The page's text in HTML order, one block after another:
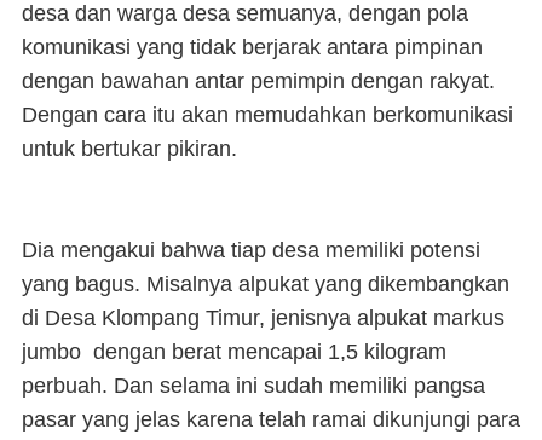
desa dan warga desa semuanya, dengan pola
komunikasi yang tidak berjarak antara pimpinan
dengan bawahan antar pemimpin dengan rakyat.
Dengan cara itu akan memudahkan berkomunikasi
untuk bertukar pikiran.
Dia mengakui bahwa tiap desa memiliki potensi
yang bagus. Misalnya alpukat yang dikembangkan
di Desa Klompang Timur, jenisnya alpukat markus
jumbo dengan berat mencapai 1,5 kilogram
perbuah. Dan selama ini sudah memiliki pangsa
pasar yang jelas karena telah ramai dikunjungi para